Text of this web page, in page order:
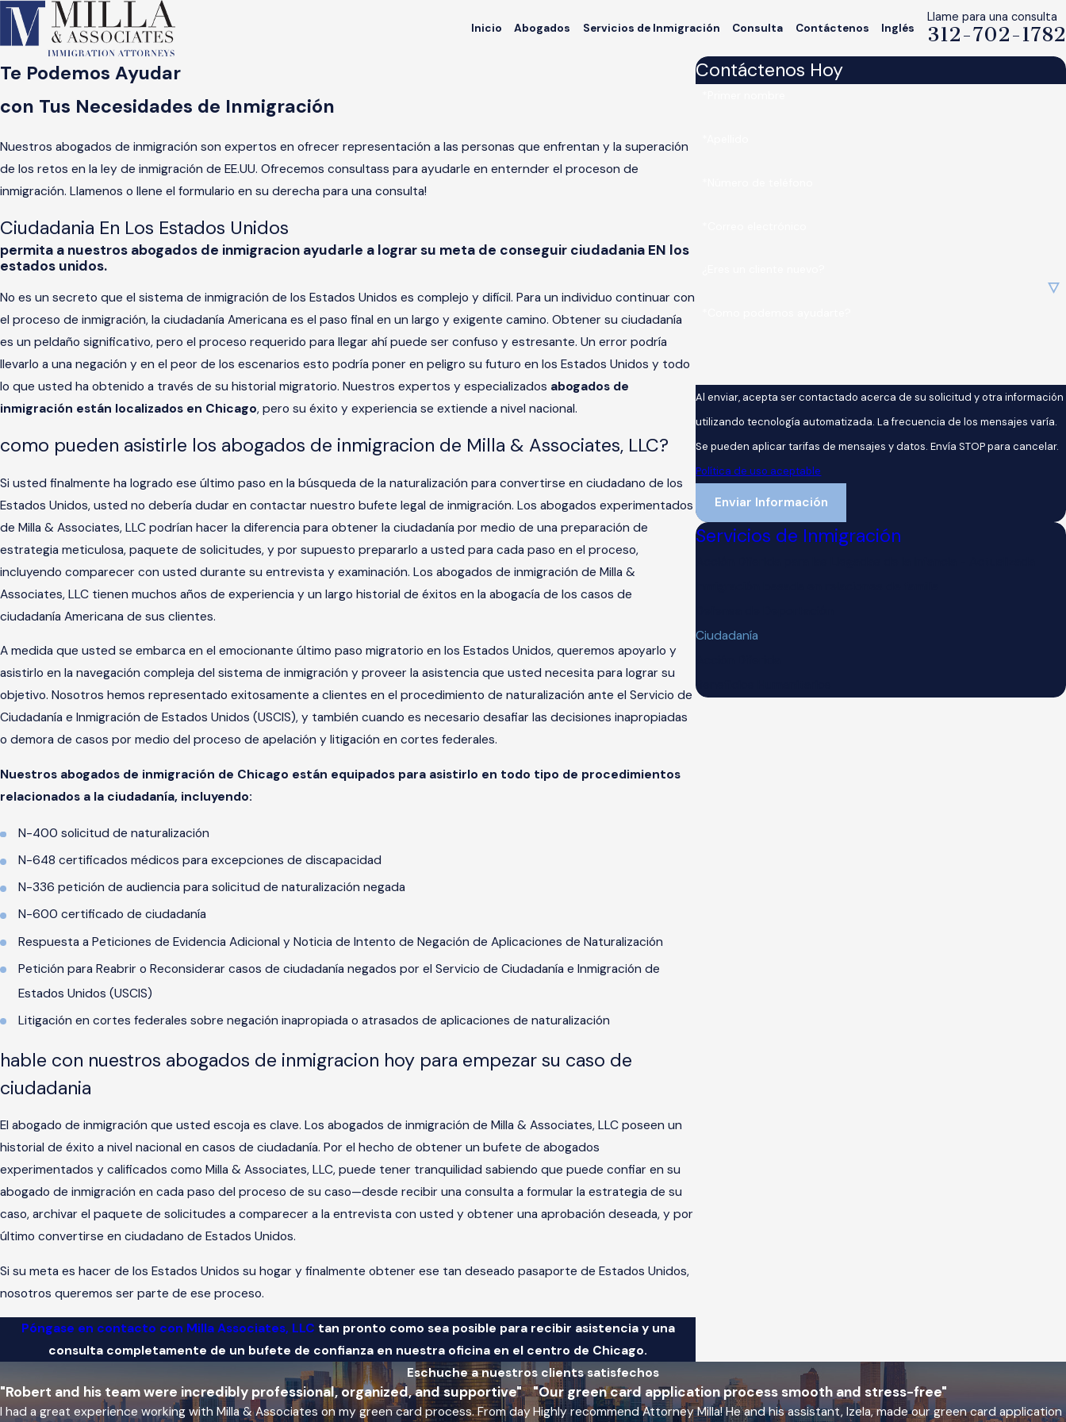
Inicio Abogados Servicios de Inmigración Consulta Contáctenos Inglés
Llame para una consulta
312-702-1782
Te Podemos Ayudar
con Tus Necesidades de Inmigración
Nuestros abogados de inmigración son expertos en ofrecer representación a las personas que enfrentan y la superación
de los retos en la ley de inmigración de EE.UU. Ofrecemos consultass para ayudarle en enternder el proceson de
inmigración. Llamenos o llene el formulario en su derecha para una consulta!
Ciudadania En Los Estados Unidos
permita a nuestros abogados de inmigracion ayudarle a lograr su meta de conseguir ciudadania EN los
estados unidos.
No es un secreto que el sistema de inmigración de los Estados Unidos es complejo y difícil. Para un individuo continuar con
el proceso de inmigración, la ciudadanía Americana es el paso final en un largo y exigente camino. Obtener su ciudadanía
es un peldaño significativo, pero el proceso requerido para llegar ahí puede ser confuso y estresante. Un error podría
llevarlo a una negación y en el peor de los escenarios esto podría poner en peligro su futuro en los Estados Unidos y todo
lo que usted ha obtenido a través de su historial migratorio. Nuestros expertos y especializados abogados de
inmigración están localizados en Chicago, pero su éxito y experiencia se extiende a nivel nacional.
como pueden asistirle los abogados de inmigracion de Milla & Associates, LLC?
Si usted finalmente ha logrado ese último paso en la búsqueda de la naturalización para convertirse en ciudadano de los
Estados Unidos, usted no debería dudar en contactar nuestro bufete legal de inmigración. Los abogados experimentados
de Milla & Associates, LLC podrían hacer la diferencia para obtener la ciudadanía por medio de una preparación de
estrategia meticulosa, paquete de solicitudes, y por supuesto prepararlo a usted para cada paso en el proceso,
incluyendo comparecer con usted durante su entrevista y examinación. Los abogados de inmigración de Milla &
Associates, LLC tienen muchos años de experiencia y un largo historial de éxitos en la abogacía de los casos de
ciudadanía Americana de sus clientes.
A medida que usted se embarca en el emocionante último paso migratorio en los Estados Unidos, queremos apoyarlo y
asistirlo en la navegación compleja del sistema de inmigración y proveer la asistencia que usted necesita para lograr su
objetivo. Nosotros hemos representado exitosamente a clientes en el procedimiento de naturalización ante el Servicio de
Ciudadanía e Inmigración de Estados Unidos (USCIS), y también cuando es necesario desafiar las decisiones inapropiadas
o demora de casos por medio del proceso de apelación y litigación en cortes federales.
Nuestros abogados de inmigración de Chicago están equipados para asistirlo en todo tipo de procedimientos
relacionados a la ciudadanía, incluyendo:
N-400 solicitud de naturalización
N-648 certificados médicos para excepciones de discapacidad
N-336 petición de audiencia para solicitud de naturalización negada
N-600 certificado de ciudadanía
Respuesta a Peticiones de Evidencia Adicional y Noticia de Intento de Negación de Aplicaciones de Naturalización
Petición para Reabrir o Reconsiderar casos de ciudadanía negados por el Servicio de Ciudadanía e Inmigración de
Estados Unidos (USCIS)
Litigación en cortes federales sobre negación inapropiada o atrasados de aplicaciones de naturalización
hable con nuestros abogados de inmigracion hoy para empezar su caso de
ciudadania
El abogado de inmigración que usted escoja es clave. Los abogados de inmigración de Milla & Associates, LLC poseen un
historial de éxito a nivel nacional en casos de ciudadanía. Por el hecho de obtener un bufete de abogados
experimentados y calificados como Milla & Associates, LLC, puede tener tranquilidad sabiendo que puede confiar en su
abogado de inmigración en cada paso del proceso de su caso—desde recibir una consulta a formular la estrategia de su
caso, archivar el paquete de solicitudes a comparecer a la entrevista con usted y obtener una aprobación deseada, y por
último convertirse en ciudadano de Estados Unidos.
Si su meta es hacer de los Estados Unidos su hogar y finalmente obtener ese tan deseado pasaporte de Estados Unidos,
nosotros queremos ser parte de ese proceso.
Póngase en contacto con Milla Associates, LLC tan pronto como sea posible para recibir asistencia y una
consulta completamente de un bufete de confianza en nuestra oficina en el centro de Chicago.
Contáctenos Hoy
Al enviar, acepta ser contactado acerca de su solicitud y otra información
utilizando tecnología automatizada. La frecuencia de los mensajes varía.
Se pueden aplicar tarifas de mensajes y datos. Envía STOP para cancelar.
Política de uso aceptable
Enviar Información
Servicios de Inmigración
Ciudadanía
Beneficios Humanitarios
Eschuche a nuestros clients satisfechos
"Robert and his team were incredibly professional, organized, and supportive"
I had a great experience working with Milla & Associates on my green card process. From day
"Our green card application process smooth and stress-free"
Highly recommend Attorney Milla! He and his assistant, Izela, made our green card application